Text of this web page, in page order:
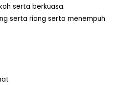
serta berkuasa.
serta riang serta menempuh